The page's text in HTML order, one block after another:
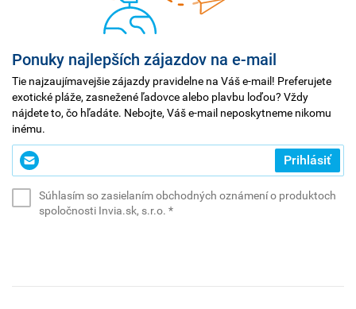
Ponuky najlepších zájazdov na e-mail
Tie najzaujímavejšie zájazdy pravidelne na Váš e-mail! Preferujete
exotické pláže, zasnežené ľadovce alebo plavbu loďou? Vždy
nájdete to, čo hľadáte. Nebojte, Váš e-mail neposkytneme nikomu
inému.
Zadajte
svoj
Prihlásiť
Súhlasím so zasielaním obchodných oznámení o produktoch
spoločnosti Invia.sk, s.r.o. *(povinné)